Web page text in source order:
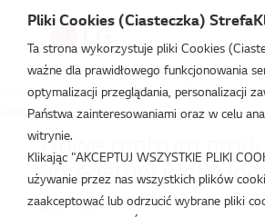
Strefa Klimatyzacji /Aktualności /Nowe
wody lodowej LG
Nowe centrum
agregatów wody
wrz 11, 2017
Pliki Cookies (Ciasteczka)
Ta strona wykorzystuje pliki Cookies
ważne dla prawidłowego funkcjonowania
optymalizacji przeglądania, personalizacji
Państwa zainteresowaniami oraz w celu
witrynie.
Klikając "AKCEPTUJ WSZYSTKIE PLIKI
używanie przez nas wszystkich plików
zaakceptować lub odrzucić wybrane pliki